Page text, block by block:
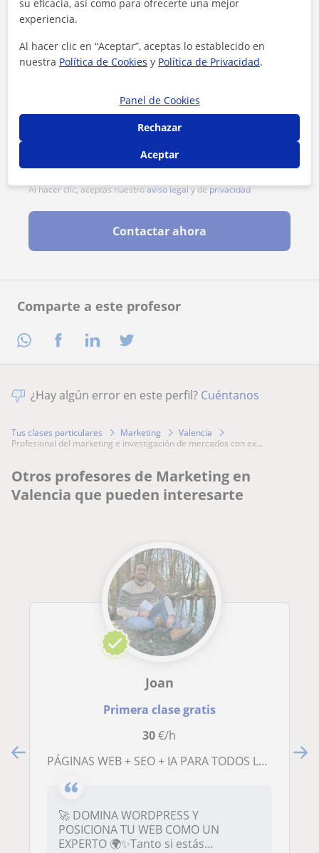
Comparte a este profesor
Al hacer clic, aceptas nuestroaviso legaly deprivacidad
Contactar ahora
¿Hay algún error en este perfil? Cuéntanos
Tus clases particulares Marketing
Valencia
profesional del marketing e investigación de mercados con ex...
Otros profesores de Marketing en
Valencia que pueden interesarte
Joan
Primera clase gratis
30€/h
PÁGINAS WEB + SEO + IA PARA TODOS LOS NIVELES
🚀 DOMINA WORDPRESS Y
POSICIONA TU WEB COMO UN
EXPERTO 🌍✨Tanto si estás
su eficacia, así como para ofrecerte una mejor
experiencia.
Al hacer clic en “Aceptar”, aceptas lo establecido en
nuestra Política de Cookies y Política de Privacidad.
Panel de Cookies
Rechazar
Aceptar